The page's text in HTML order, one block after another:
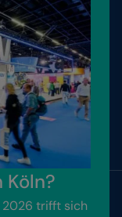
Köln?
2026 trifft sich